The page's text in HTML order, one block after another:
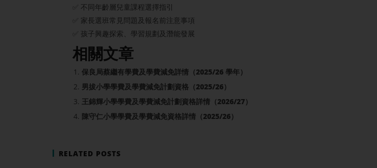
✅ 不同年齡層兒童課程選擇指引
✅ 家長選班常見問題及報名前注意事項
✅ 孩子興趣探索、學習規劃及潛能發展
相關文章
保良局蔡繼有學費及學費減免詳情（2025/26 學年）
男拔小學學費及學費減免計劃資格（2025/26）
王錦輝小學學費及學費減免計劃資格詳情（2026/27）
陳守仁小學學費及學費減免資格詳情（2025/26）
RELATED POSTS